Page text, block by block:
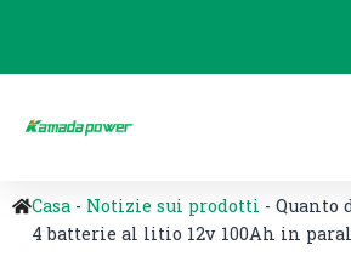
Casa - Notizie sui prodotti - Quanto
4 batterie al litio 12v 100Ah in